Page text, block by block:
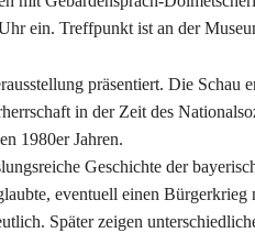
ein. Treffpunkt ist an der
präsentiert. Die Schau
in der Zeit des
1980er Jahren.
Geschichte der
eventuell einen Bürgerkrieg
Später zeigen